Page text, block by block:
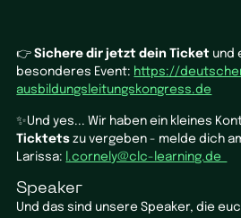
👉Sichere dir jetzt dein Ticket und
besonderes Event: https://
ausbildungsleitungskongress.de
✨Und yes... Wir haben ein kleines
Ticktets zu vergeben - melde dich
Larissa: l.cornely@clc-learning.de
Speaker
Und das sind unsere Speaker, die